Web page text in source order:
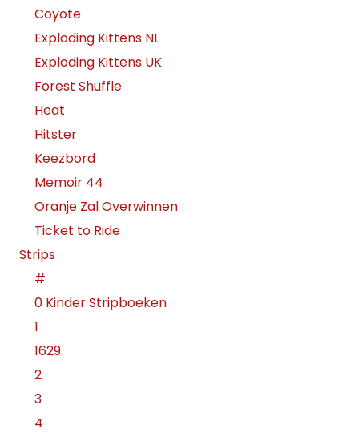
Coyote
Exploding Kittens NL
Exploding Kittens UK
Forest Shuffle
Heat
Hitster
Keezbord
Memoir 44
Oranje Zal Overwinnen
Ticket to Ride
Strips
#
0 Kinder Stripboeken
1
1629
2
3
4